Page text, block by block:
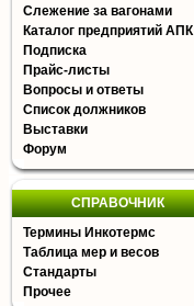
Слежение за вагонами
Каталог предприятий АПК
Подписка
Прайс-листы
Вопросы и ответы
Список должников
Выставки
Форум
СПРАВОЧНИК
Термины Инкотермс
Таблица мер и весов
Стандарты
Прочее